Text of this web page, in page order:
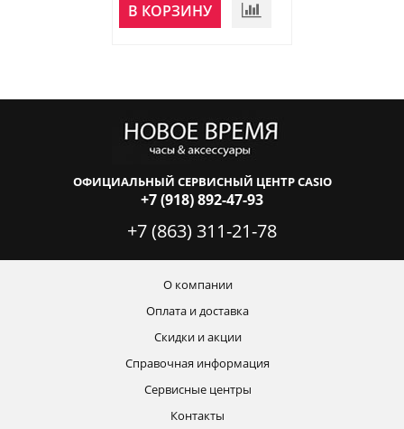
В КОРЗИНУ
ОФИЦИАЛЬНЫЙ СЕРВИСНЫЙ ЦЕНТР CASIO
+7 (918) 892-47-93
+7 (863) 311-21-78
О компании
Оплата и доставка
Скидки и акции
Справочная информация
Сервисные центры
Контакты